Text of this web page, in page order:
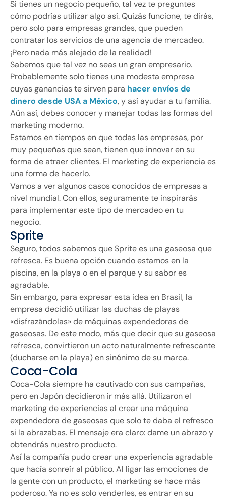
Si tienes un negocio pequeño, tal vez te preguntes
cómo podrías utilizar algo así. Quizás funcione, te dirás,
pero solo para empresas grandes, que pueden
contratar los servicios de una agencia de mercadeo.
¡Pero nada más alejado de la realidad!
Sabemos que tal vez no seas un gran empresario.
Probablemente solo tienes una modesta empresa
cuyas ganancias te sirven para hacer envíos de
dinero desde USA a México, y así ayudar a tu familia.
Aún así, debes conocer y manejar todas las formas del
marketing moderno.
Estamos en tiempos en que todas las empresas, por
muy pequeñas que sean, tienen que innovar en su
forma de atraer clientes. El marketing de experiencia es
una forma de hacerlo.
Vamos a ver algunos casos conocidos de empresas a
nivel mundial. Con ellos, seguramente te inspirarás
para implementar este tipo de mercadeo en tu
negocio.
Sprite
Seguro, todos sabemos que Sprite es una gaseosa que
refresca. Es buena opción cuando estamos en la
piscina, en la playa o en el parque y su sabor es
agradable.
Sin embargo, para expresar esta idea en Brasil, la
empresa decidió utilizar las duchas de playas
«disfrazándolas» de máquinas expendedoras de
gaseosas. De este modo, más que decir que su gaseosa
refresca, convirtieron un acto naturalmente refrescante
(ducharse en la playa) en sinónimo de su marca.
Coca-Cola
Coca-Cola siempre ha cautivado con sus campañas,
pero en Japón decidieron ir más allá. Utilizaron el
marketing de experiencias al crear una máquina
expendedora de gaseosas que solo te daba el refresco
si la abrazabas. El mensaje era claro: dame un abrazo y
obtendrás nuestro producto.
Así la compañía pudo crear una experiencia agradable
que hacía sonreír al público. Al ligar las emociones de
la gente con un producto, el marketing se hace más
poderoso. Ya no es solo venderles, es entrar en su